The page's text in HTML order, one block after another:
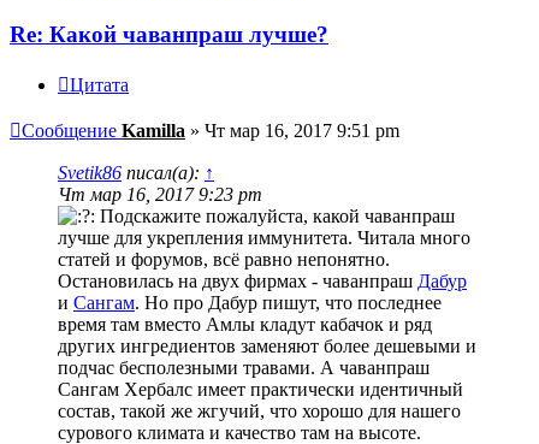
Re: Какой чаванпраш лучше?
Цитата
Сообщение Kamilla » Чт мар 16, 2017 9:51 pm
Svetik86 писал(а): ↑
Чт мар 16, 2017 9:23 pm
Подскажите пожалуйста, какой чаванпраш
лучше для укрепления иммунитета. Читала много
статей и форумов, всё равно непонятно.
Остановилась на двух фирмах - чаванпраш Дабур
и Сангам. Но про Дабур пишут, что последнее
время там вместо Амлы кладут кабачок и ряд
других ингредиентов заменяют более дешевыми и
подчас бесполезными травами. А чаванпраш
Сангам Хербалс имеет практически идентичный
состав, такой же жгучий, что хорошо для нашего
сурового климата и качество там на высоте.